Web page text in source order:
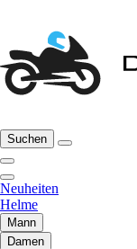
Suchen
Neuheiten
Helme
Mann
Damen